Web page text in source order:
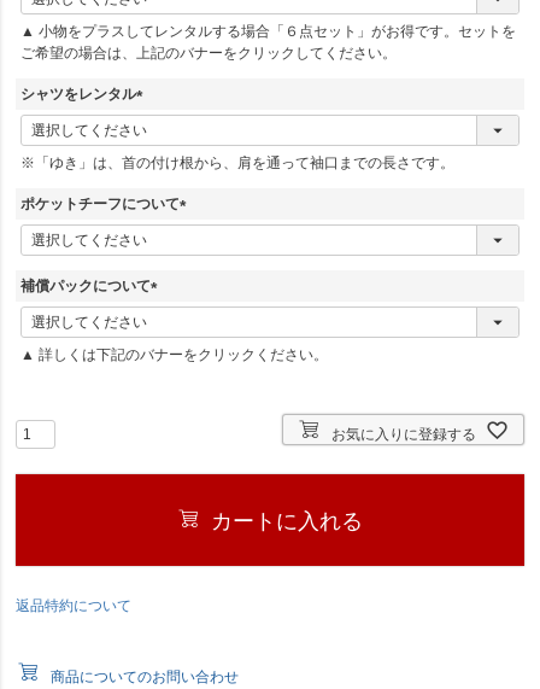
必
須
)
▲ 小物をプラスしてレンタルする場合「６点セット」がお得です。セットを
ご希望の場合は、上記のバナーをクリックしてください。
シャツをレンタル
(
必
須
※「ゆき」は、首の付け根から、肩を通って袖口までの長さです。
ポケットチーフについて
(
必
補償パックについて
(
必
須
▲ 詳しくは下記のバナーをクリックください。
お気に入りに登録する
カートに入れる
返品特約について
商品についてのお問い合わせ